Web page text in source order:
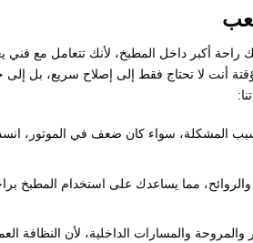
راحة أكبر داخل المطبخ، لأنك تتعامل مع
أنت لا تحتاج فقط إلى إصلاح سريع، بل
المشكلة، سواء كان ضعف في الموتور،
مما يساعدك على استخدام المطبخ
والمروحة والمسارات الداخلية، لأن النظافة